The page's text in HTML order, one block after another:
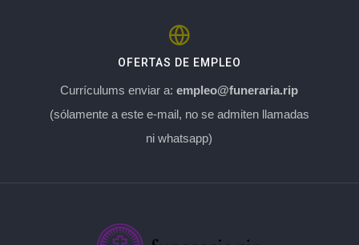
OFERTAS DE EMPLEO
Currículums enviar a:empleo@funeraria.rip
(sólamente a este e-mail, no se admiten llamadas
ni whatsapp)